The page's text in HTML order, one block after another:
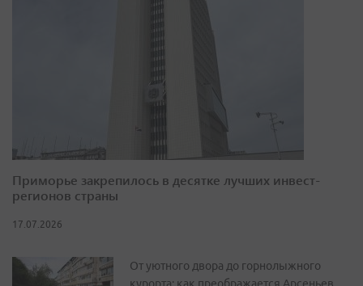
Приморье закрепилось в десятке лучших инвест-
регионов страны
17.07.2026
От уютного двора до горнолыжного